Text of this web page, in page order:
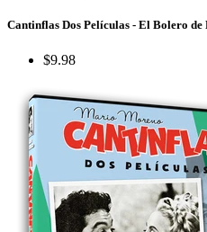
Cantinflas Dos Películas - El Bolero de
$9.98